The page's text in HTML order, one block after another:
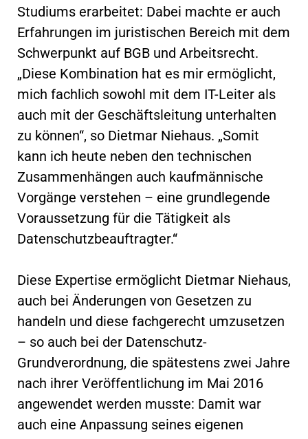
Studiums erarbeitet: Dabei machte er auch
Erfahrungen im juristischen Bereich mit dem
Schwerpunkt auf BGB und Arbeitsrecht.
„Diese Kombination hat es mir ermöglicht,
mich fachlich sowohl mit dem IT-Leiter als
auch mit der Geschäftsleitung unterhalten
zu können“, so Dietmar Niehaus. „Somit
kann ich heute neben den technischen
Zusammenhängen auch kaufmännische
Vorgänge verstehen – eine grundlegende
Voraussetzung für die Tätigkeit als
Datenschutzbeauftragter.“
Diese Expertise ermöglicht Dietmar Niehaus,
auch bei Änderungen von Gesetzen zu
handeln und diese fachgerecht umzusetzen
– so auch bei der Datenschutz-
Grundverordnung, die spätestens zwei Jahre
nach ihrer Veröffentlichung im Mai 2016
angewendet werden musste: Damit war
auch eine Anpassung seines eigenen